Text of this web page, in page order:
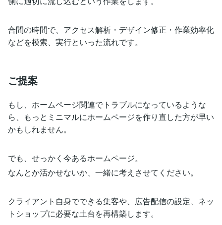
合間の時間で、アクセス解析・デザイン修正・作業効率化
などを模索、実行といった流れです。
ご提案
もし、ホームページ関連でトラブルになっているような
ら、もっとミニマルにホームページを作り直した方が早い
かもしれません。
でも、せっかく今あるホームページ。
なんとか活かせないか、一緒に考えさせてください。
クライアント自身でできる集客や、広告配信の設定、ネッ
トショップに必要な土台を再構築します。